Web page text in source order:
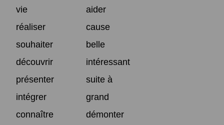
vie
aider
réaliser
cause
souhaiter
belle
découvrir
intéressant
présenter
suite à
intégrer
grand
connaître
démonter